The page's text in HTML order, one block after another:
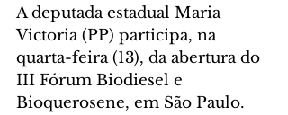
A deputada estadual Maria
Victoria (PP) participa, na
quarta-feira (13), da abertura do
III Fórum Biodiesel e
Bioquerosene, em São Paulo.